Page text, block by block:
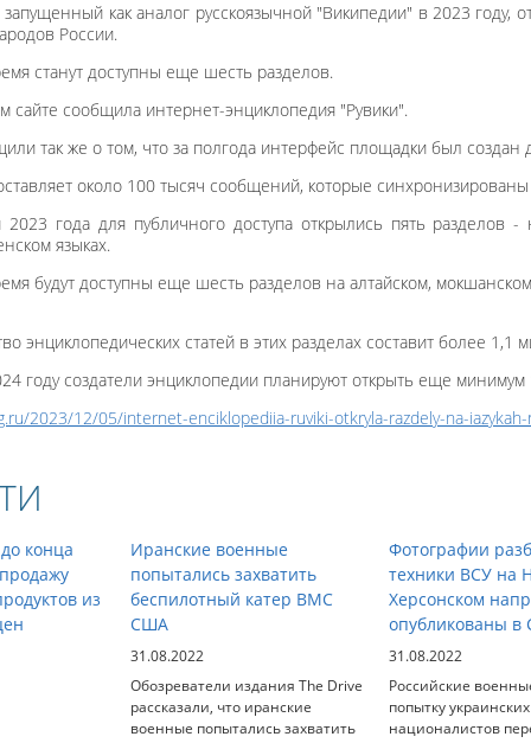
запущенный как аналог русскоязычной "Википедии" в 2023 году,
России.
станут доступны еще шесть разделов.
сайте сообщила интернет-энциклопедия "Рувики".
так же о том, что за полгода интерфейс площадки был создан
около 100 тысяч сообщений, которые
года для публичного доступа открылись пять разделов
языках.
будут доступны еще шесть разделов на алтайском,
энциклопедических статей в этих разделах составит более 1,1
году создатели энциклопедии планируют открыть еще минимум
2023/12/05/internet-enciklopediia-ruviki-otkryla-razdely-na-
конца
из
Иранские военные
попытались захватить
беспилотный катер ВМС
США
31.08.2022
Обозреватели издания The Drive
рассказали, что иранские
военные попытались захватить
Фотографии
техники ВСУ на
Херсонском
опубликованы в
31.08.2022
Российские
попытку украинских
националистов